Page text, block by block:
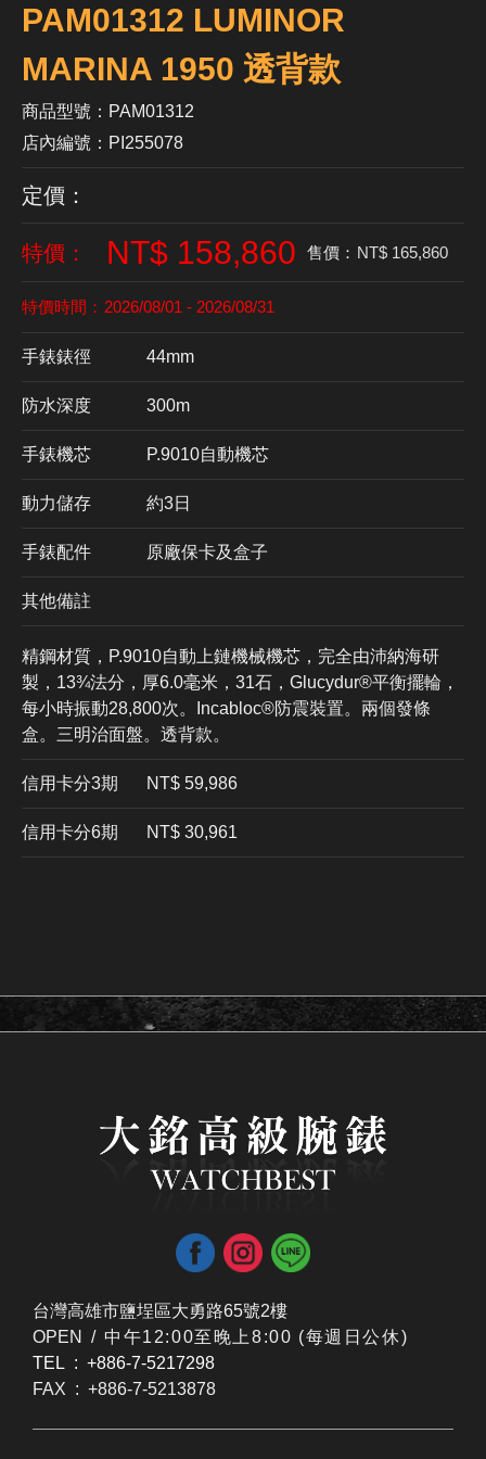
PAM01312 LUMINOR
MARINA 1950 透背款
商品型號：PAM01312
店內編號：PI255078
定價：
特價： NT$ 158,860 售價：NT$ 165,860
特價時間：2026/08/01 - 2026/08/31
手錶錶徑 44mm
防水深度 300m
手錶機芯 ​P.9010自動機芯
動力儲存 約3日
手錶配件 原廠保卡及盒子
其他備註
精鋼材質，P.9010自動上鏈機械機芯，完全由沛納海研
製，13¾法分，厚6.0毫米，31石，Glucydur®平衡擺輪，
每小時振動28,800次。Incabloc®防震裝置。兩個發條
盒。三明治面盤。透背款。
信用卡分3期 ​NT$ 59,986
信用卡分6期 NT$ 30,961
台灣高雄市鹽埕區大勇路65號2樓
OPEN / ​中午12:00至晚上8:00 (每週日公休)
TEL : +886-7-5217298
FAX : +886-7-5213878